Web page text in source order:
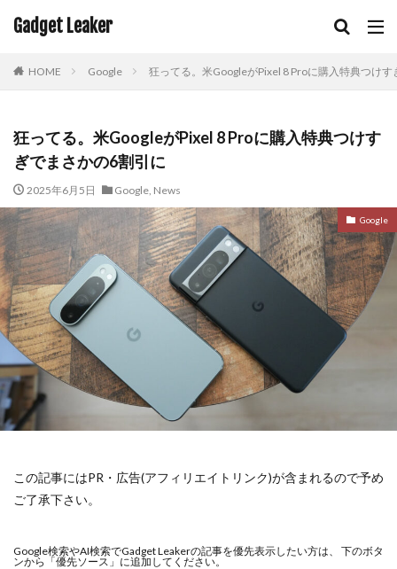
Gadget Leaker
HOME Google 狂ってる。米GoogleがPixel 8 Proに購入特典つけ
狂ってる。米GoogleがPixel 8 Proに購入特典つけす
ぎでまさかの6割引に
2025年6月5日 Google, News
Google
この記事にはPR・広告(アフィリエイトリンク)が含まれるので予め
ご了承下さい。
Google検索やAI検索でGadget Leakerの記事を優先表示したい方は、 下のボタ
ンから「優先ソース」に追加してください。